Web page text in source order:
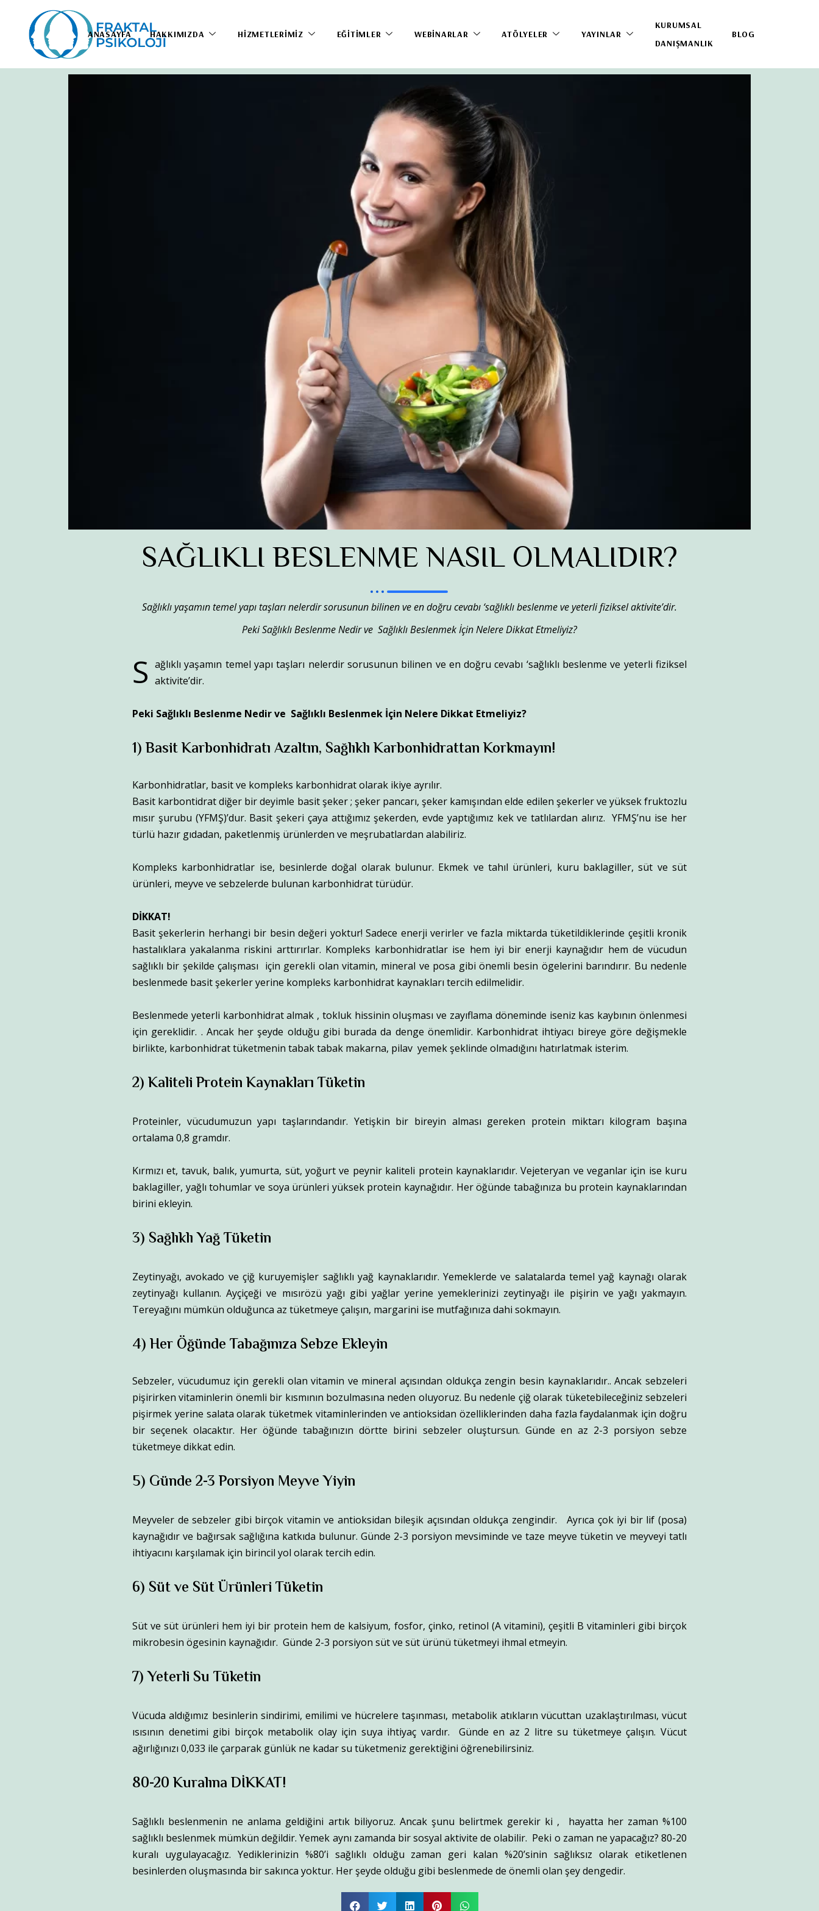
ANASAYFA HAKKIMIZDA HIZMETLERIMIZ EĞITIMLER WEBINARLAR ATÖLYELER YAYINLAR
KURUMSAL
DANIŞMANLIK
BLOG
SAĞLIKLI BESLENME NASIL OLMALIDIR?
Sağlıklı yaşamın temel yapı taşları nelerdir sorusunun bilinen ve en doğru cevabı ‘sağlıklı beslenme ve yeterli fiziksel aktivite’dir.
Peki Sağlıklı Beslenme Nedir ve Sağlıklı Beslenmek İçin Nelere Dikkat Etmeliyiz?
S ağlıklı yaşamın temel yapı taşları nelerdir sorusunun bilinen ve en doğru cevabı ‘sağlıklı beslenme ve yeterli fiziksel
aktivite’dir.
Peki Sağlıklı Beslenme Nedir ve Sağlıklı Beslenmek İçin Nelere Dikkat Etmeliyiz?
1) Basit Karbonhidratı Azaltın, Sağlıklı Karbonhidrattan Korkmayın!
Karbonhidratlar, basit ve kompleks karbonhidrat olarak ikiye ayrılır.
Basit karbontidrat diğer bir deyimle basit şeker ; şeker pancarı, şeker kamışından elde edilen şekerler ve yüksek fruktozlu
mısır şurubu (YFMŞ)’dur. Basit şekeri çaya attığımız şekerden, evde yaptığımız kek ve tatlılardan alırız. YFMŞ’nu ise her
türlü hazır gıdadan, paketlenmiş ürünlerden ve meşrubatlardan alabiliriz.
Kompleks karbonhidratlar ise, besinlerde doğal olarak bulunur. Ekmek ve tahıl ürünleri, kuru baklagiller, süt ve süt
ürünleri, meyve ve sebzelerde bulunan karbonhidrat türüdür.
DİKKAT!
Basit şekerlerin herhangi bir besin değeri yoktur! Sadece enerji verirler ve fazla miktarda tüketildiklerinde çeşitli kronik
hastalıklara yakalanma riskini arttırırlar. Kompleks karbonhidratlar ise hem iyi bir enerji kaynağıdır hem de vücudun
sağlıklı bir şekilde çalışması için gerekli olan vitamin, mineral ve posa gibi önemli besin ögelerini barındırır. Bu nedenle
beslenmede basit şekerler yerine kompleks karbonhidrat kaynakları tercih edilmelidir.
Beslenmede yeterli karbonhidrat almak , tokluk hissinin oluşması ve zayıflama döneminde iseniz kas kaybının önlenmesi
için gereklidir. . Ancak her şeyde olduğu gibi burada da denge önemlidir. Karbonhidrat ihtiyacı bireye göre değişmekle
birlikte, karbonhidrat tüketmenin tabak tabak makarna, pilav yemek şeklinde olmadığını hatırlatmak isterim.
2) Kaliteli Protein Kaynakları Tüketin
Proteinler, vücudumuzun yapı taşlarındandır. Yetişkin bir bireyin alması gereken protein miktarı kilogram başına
ortalama 0,8 gramdır.
Kırmızı et, tavuk, balık, yumurta, süt, yoğurt ve peynir kaliteli protein kaynaklarıdır. Vejeteryan ve veganlar için ise kuru
baklagiller, yağlı tohumlar ve soya ürünleri yüksek protein kaynağıdır. Her öğünde tabağınıza bu protein kaynaklarından
birini ekleyin.
3) Sağlıklı Yağ Tüketin
Zeytinyağı, avokado ve çiğ kuruyemişler sağlıklı yağ kaynaklarıdır. Yemeklerde ve salatalarda temel yağ kaynağı olarak
zeytinyağı kullanın. Ayçiçeği ve mısırözü yağı gibi yağlar yerine yemeklerinizi zeytinyağı ile pişirin ve yağı yakmayın.
Tereyağını mümkün olduğunca az tüketmeye çalışın, margarini ise mutfağınıza dahi sokmayın.
4) Her Öğünde Tabağınıza Sebze Ekleyin
Sebzeler, vücudumuz için gerekli olan vitamin ve mineral açısından oldukça zengin besin kaynaklarıdır.. Ancak sebzeleri
pişirirken vitaminlerin önemli bir kısmının bozulmasına neden oluyoruz. Bu nedenle çiğ olarak tüketebileceğiniz sebzeleri
pişirmek yerine salata olarak tüketmek vitaminlerinden ve antioksidan özelliklerinden daha fazla faydalanmak için doğru
bir seçenek olacaktır. Her öğünde tabağınızın dörtte birini sebzeler oluştursun. Günde en az 2-3 porsiyon sebze
tüketmeye dikkat edin.
5) Günde 2-3 Porsiyon Meyve Yiyin
Meyveler de sebzeler gibi birçok vitamin ve antioksidan bileşik açısından oldukça zengindir. Ayrıca çok iyi bir lif (posa)
kaynağıdır ve bağırsak sağlığına katkıda bulunur. Günde 2-3 porsiyon mevsiminde ve taze meyve tüketin ve meyveyi tatlı
ihtiyacını karşılamak için birincil yol olarak tercih edin.
6) Süt ve Süt Ürünleri Tüketin
Süt ve süt ürünleri hem iyi bir protein hem de kalsiyum, fosfor, çinko, retinol (A vitamini), çeşitli B vitaminleri gibi birçok
mikrobesin ögesinin kaynağıdır. Günde 2-3 porsiyon süt ve süt ürünü tüketmeyi ihmal etmeyin.
7) Yeterli Su Tüketin
Vücuda aldığımız besinlerin sindirimi, emilimi ve hücrelere taşınması, metabolik atıkların vücuttan uzaklaştırılması, vücut
ısısının denetimi gibi birçok metabolik olay için suya ihtiyaç vardır. Günde en az 2 litre su tüketmeye çalışın. Vücut
ağırlığınızı 0,033 ile çarparak günlük ne kadar su tüketmeniz gerektiğini öğrenebilirsiniz.
80-20 Kuralına DİKKAT!
Sağlıklı beslenmenin ne anlama geldiğini artık biliyoruz. Ancak şunu belirtmek gerekir ki , hayatta her zaman %100
sağlıklı beslenmek mümkün değildir. Yemek aynı zamanda bir sosyal aktivite de olabilir. Peki o zaman ne yapacağız? 80-20
kuralı uygulayacağız. Yediklerinizin %80’i sağlıklı olduğu zaman geri kalan %20’sinin sağlıksız olarak etiketlenen
besinlerden oluşmasında bir sakınca yoktur. Her şeyde olduğu gibi beslenmede de önemli olan şey dengedir.